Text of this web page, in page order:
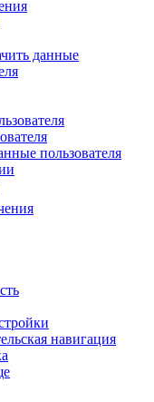
данные
пользователя
навигация